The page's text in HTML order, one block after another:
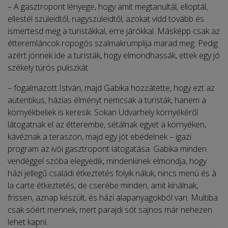
– A gasztropont lényege, hogy amit megtanultál, elloptál,
ellestél szüleidtől, nagyszüleidtől, azokat vidd tovább és
ismertesd meg a turistákkal, erre járókkal. Másképp csak az
étteremláncok ropogós szalmakrumplija marad meg. Pedig
azért jönnek ide a turisták, hogy elmondhassák, ettek egy jó
székely túrós puliszkát
– fogalmazott István, majd Gabika hozzátette, hogy ezt az
autentikus, házias élményt nemcsak a turisták, hanem a
környékbeliek is keresik. Sokan Udvarhely környékéről
látogatnak el az étterembe, sétálnak egyet a környéken,
kávéznak a teraszon, majd egy jót ebédelnek – igazi
program az ivói gasztropont látogatása. Gabika minden
vendéggel szóba elegyedik, mindenkinek elmondja, hogy
házi jellegű családi étkeztetés folyik náluk, nincs menü és à
la carte étkeztetés, de cserébe minden, amit kínálnak,
frissen, aznap készült, és házi alapanyagokból van. Multiba
csak sóért mennek, mert parajdi sót sajnos már nehezen
lehet kapni.